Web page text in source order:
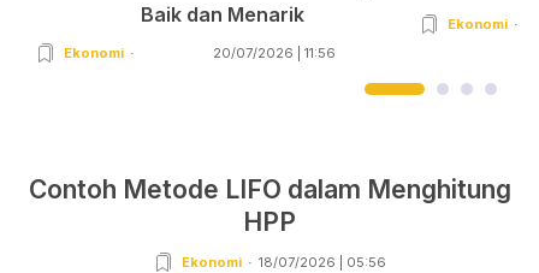
Baik dan Menarik
Ekonomi 20/07/2026 | 11:56
Ekonomi
Contoh Metode LIFO dalam Menghitung
HPP
Ekonomi 18/07/2026 | 05:56